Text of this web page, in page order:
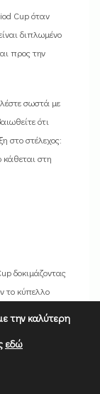
Cup όταν
διπλωμένο
προς την
σωστά με
ότι
στο στέλεχος:
κάθεται στη
δοκιμάζοντας
το κύπελλο
τον κόλπο.
την καλύτερη
εδώ